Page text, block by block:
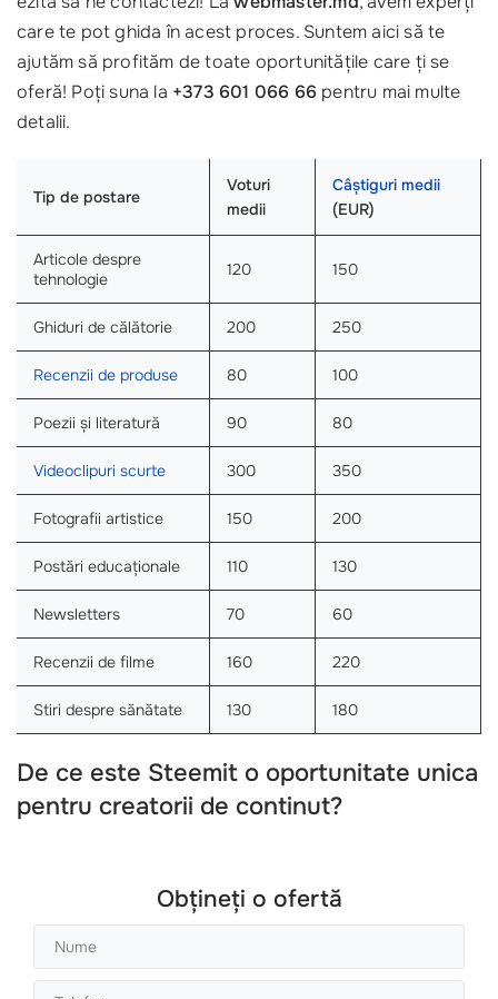
care te pot ghida în acest proces. Suntem aici să te
ajutăm să profităm de toate oportunitățile care ți se
oferă! Poți suna la +373 601 066 66 pentru mai multe
detalii.
Tip de postare
Voturi
medii
Câștiguri medii
(EUR)
Articole despre
tehnologie
120 150
Ghiduri de călătorie 200 250
Recenzii de produse 80 100
Poezii și literatură 90 80
Videoclipuri scurte 300 350
Fotografii artistice 150 200
Postări educaționale 110 130
Newsletters 70 60
Recenzii de filme 160 220
Stiri despre sănătate 130 180
De ce este Steemit o oportunitate unica
pentru creatorii de continut?
Obțineți o ofertă